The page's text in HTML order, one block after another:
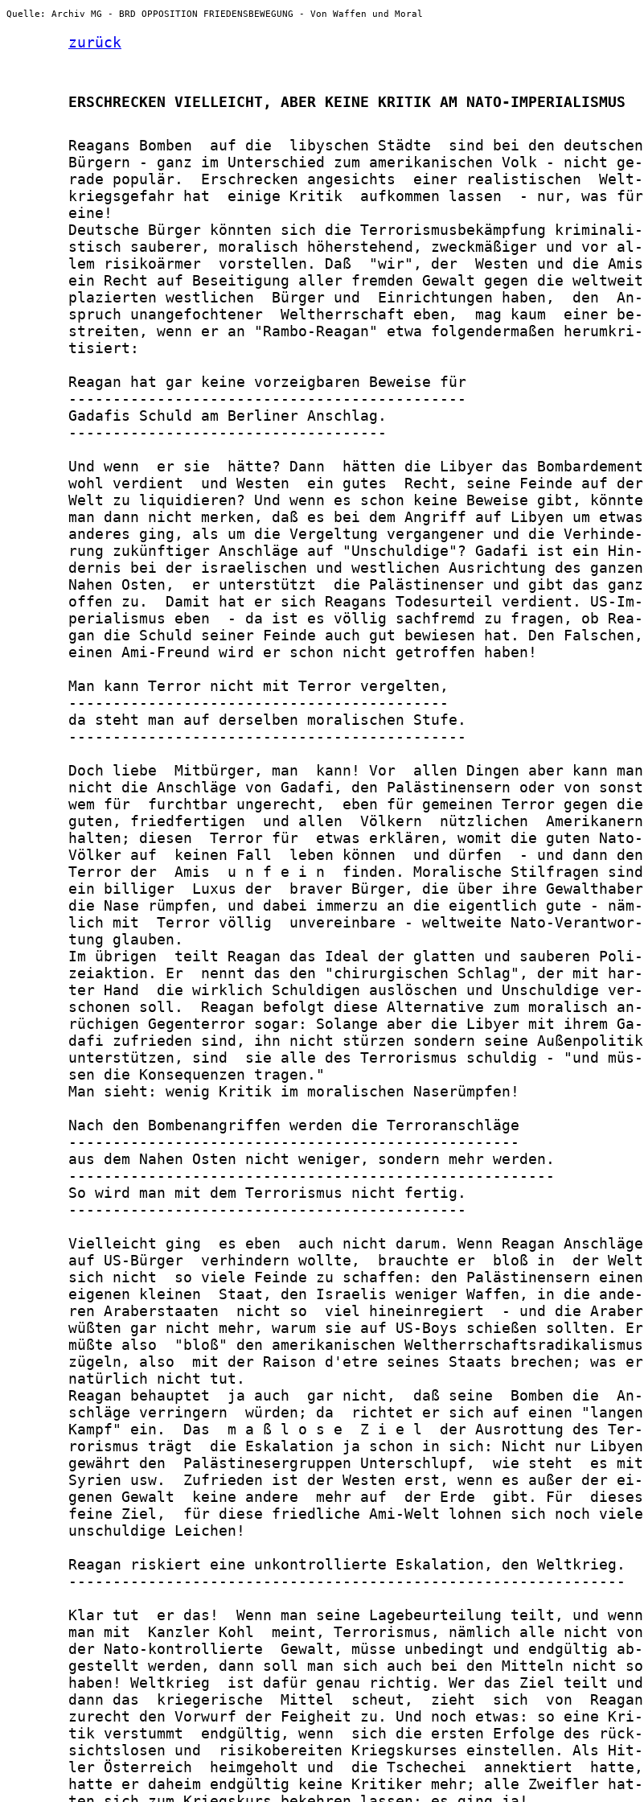
Quelle: Archiv MG - BRD OPPOSITION FRIEDENSBEWEGUNG - Von Waffen und Moral
zurück
       ERSCHRECKEN VIELLEICHT, ABER KEINE KRITIK AM NATO-IMPERIALISMUS
       Reagans Bomben  auf die  libyschen Städte  sind bei den deutschen
       Bürgern - ganz im Unterschied zum amerikanischen Volk - nicht ge-
       rade populär.  Erschrecken angesichts  einer realistischen  Welt-
       kriegsgefahr hat  einige Kritik  aufkommen lassen  - nur, was für
       eine!
       Deutsche Bürger könnten sich die Terrorismusbekämpfung kriminali-
       stisch sauberer, moralisch höherstehend, zweckmäßiger und vor al-
       lem risikoärmer  vorstellen. Daß  "wir", der  Westen und die Amis
       ein Recht auf Beseitigung aller fremden Gewalt gegen die weltweit
       plazierten westlichen  Bürger und  Einrichtungen haben,  den  An-
       spruch unangefochtener  Weltherrschaft eben,  mag kaum  einer be-
       streiten, wenn er an "Rambo-Reagan" etwa folgendermaßen herumkri-
       tisiert:
       Reagan hat gar keine vorzeigbaren Beweise für
       ---------------------------------------------
       Gadafis Schuld am Berliner Anschlag.
       ------------------------------------
       Und wenn  er sie  hätte? Dann  hätten die Libyer das Bombardement
       wohl verdient  und Westen  ein gutes  Recht, seine Feinde auf der
       Welt zu liquidieren? Und wenn es schon keine Beweise gibt, könnte
       man dann nicht merken, daß es bei dem Angriff auf Libyen um etwas
       anderes ging, als um die Vergeltung vergangener und die Verhinde-
       rung zukünftiger Anschläge auf "Unschuldige"? Gadafi ist ein Hin-
       dernis bei der israelischen und westlichen Ausrichtung des ganzen
       Nahen Osten,  er unterstützt  die Palästinenser und gibt das ganz
       offen zu.  Damit hat er sich Reagans Todesurteil verdient. US-Im-
       perialismus eben  - da ist es völlig sachfremd zu fragen, ob Rea-
       gan die Schuld seiner Feinde auch gut bewiesen hat. Den Falschen,
       einen Ami-Freund wird er schon nicht getroffen haben!
       Man kann Terror nicht mit Terror vergelten,
       -------------------------------------------
       da steht man auf derselben moralischen Stufe.
       ---------------------------------------------
       Doch liebe  Mitbürger, man  kann! Vor  allen Dingen aber kann man
       nicht die Anschläge von Gadafi, den Palästinensern oder von sonst
       wem für  furchtbar ungerecht,  eben für gemeinen Terror gegen die
       guten, friedfertigen  und allen  Völkern  nützlichen  Amerikanern
       halten; diesen  Terror für  etwas erklären, womit die guten Nato-
       Völker auf  keinen Fall  leben können  und dürfen  - und dann den
       Terror der  Amis  u n f e i n  finden. Moralische Stilfragen sind
       ein billiger  Luxus der  braver Bürger, die über ihre Gewalthaber
       die Nase rümpfen, und dabei immerzu an die eigentlich gute - näm-
       lich mit  Terror völlig  unvereinbare - weltweite Nato-Verantwor-
       tung glauben.
       Im übrigen  teilt Reagan das Ideal der glatten und sauberen Poli-
       zeiaktion. Er  nennt das den "chirurgischen Schlag", der mit har-
       ter Hand  die wirklich Schuldigen auslöschen und Unschuldige ver-
       schonen soll.  Reagan befolgt diese Alternative zum moralisch an-
       rüchigen Gegenterror sogar: Solange aber die Libyer mit ihrem Ga-
       dafi zufrieden sind, ihn nicht stürzen sondern seine Außenpolitik
       unterstützen, sind  sie alle des Terrorismus schuldig - "und müs-
       sen die Konsequenzen tragen."
       Man sieht: wenig Kritik im moralischen Naserümpfen!
       Nach den Bombenangriffen werden die Terroranschläge
       ---------------------------------------------------
       aus dem Nahen Osten nicht weniger, sondern mehr werden.
       -------------------------------------------------------
       So wird man mit dem Terrorismus nicht fertig.
       ---------------------------------------------
       Vielleicht ging  es eben  auch nicht darum. Wenn Reagan Anschläge
       auf US-Bürger  verhindern wollte,  brauchte er  bloß in  der Welt
       sich nicht  so viele Feinde zu schaffen: den Palästinensern einen
       eigenen kleinen  Staat, den Israelis weniger Waffen, in die ande-
       ren Araberstaaten  nicht so  viel hineinregiert  - und die Araber
       wüßten gar nicht mehr, warum sie auf US-Boys schießen sollten. Er
       müßte also  "bloß" den amerikanischen Weltherrschaftsradikalismus
       zügeln, also  mit der Raison d'etre seines Staats brechen; was er
       natürlich nicht tut.
       Reagan behauptet  ja auch  gar nicht,  daß seine  Bomben die  An-
       schläge verringern  würden; da  richtet er sich auf einen "langen
       Kampf" ein.  Das  m a ß l o s e  Z i e l  der Ausrottung des Ter-
       rorismus trägt  die Eskalation ja schon in sich: Nicht nur Libyen
       gewährt den  Palästinesergruppen Unterschlupf,  wie steht  es mit
       Syrien usw.  Zufrieden ist der Westen erst, wenn es außer der ei-
       genen Gewalt  keine andere  mehr auf  der Erde  gibt. Für  dieses
       feine Ziel,  für diese friedliche Ami-Welt lohnen sich noch viele
       unschuldige Leichen!
       Reagan riskiert eine unkontrollierte Eskalation, den Weltkrieg.
       ---------------------------------------------------------------
       Klar tut  er das!  Wenn man seine Lagebeurteilung teilt, und wenn
       man mit  Kanzler Kohl  meint, Terrorismus, nämlich alle nicht von
       der Nato-kontrollierte  Gewalt, müsse unbedingt und endgültig ab-
       gestellt werden, dann soll man sich auch bei den Mitteln nicht so
       haben! Weltkrieg  ist dafür genau richtig. Wer das Ziel teilt und
       dann das  kriegerische  Mittel  scheut,  zieht  sich  von  Reagan
       zurecht den Vorwurf der Feigheit zu. Und noch etwas: so eine Kri-
       tik verstummt  endgültig, wenn  sich die ersten Erfolge des rück-
       sichtslosen und  risikobereiten Kriegskurses einstellen. Als Hit-
       ler Österreich  heimgeholt und  die Tschechei  annektiert  hatte,
       hatte er daheim endgültig keine Kritiker mehr; alle Zweifler hat-